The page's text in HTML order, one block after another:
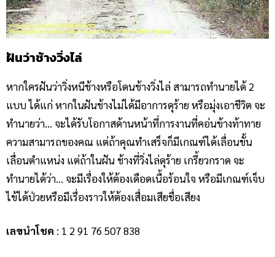
ฝันว่าช้างวิ่งไล่
หากใครฝันว่าวิ่งหนีช้างหรือโดนช้างวิ่งไล่ สามารถทำนายได้ 2
แบบ ได้แก่ หากในฝันช้างไม่ได้มีอาการดุร้าย หรือมุ่งเอาชีวิต จะ
ทำนายว่า… จะได้รับโอกาสด้านหน้าที่การงานที่คอ่นข้างท้าทาย
ความสามารถของคณ แต่ถ้าคุณทำเสร็จก็มีเกณฑ์ได้เลื่อนขั้น
เลื่อนตำแหน่ง แต่ถ้าในฝัน ช้างที่วิ่งไล่ดุร้าย เกรี้ยวกราด จะ
ทำนายได้ว่า… จะมีเรื่องให้ต้องเดือดเนื้อร้อนใจ หรือมีเกณฑ์เจ็บ
ไข้ได้ป่วยหรือมีเรื่องราวให้ต้องเสื่อมเสียชื่อเสียง
เลขนำโชค : 1 2 91 76 507 838